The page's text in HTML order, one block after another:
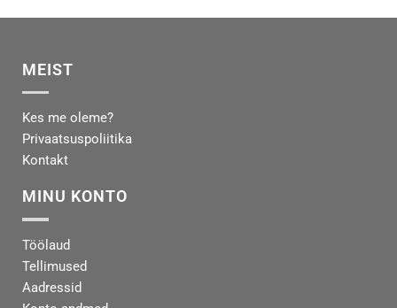
MEIST
Kes me oleme?
Privaatsuspoliitika
Kontakt
MINU KONTO
Töölaud
Tellimused
Aadressid